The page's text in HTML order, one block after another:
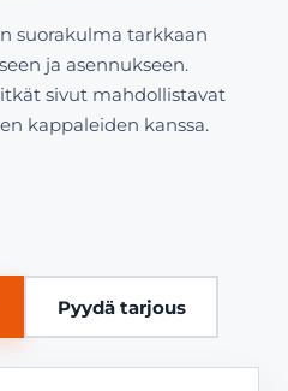
suorakulma tarkkaan
ja asennukseen.
sivut mahdollistavat
kappaleiden kanssa.
Pyydä tarjous